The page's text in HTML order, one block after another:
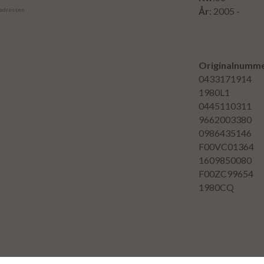
År: 2005 -
0433171914
1980L1
0445110311
9662003380
0986435146
F00VC01364
1609850080
F00ZC99654
1980CQ